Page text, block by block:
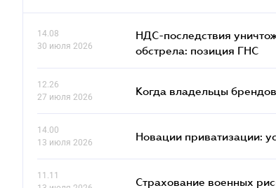
14.08
30 июля 2026
НДС-последствия
обстрела: позиция ГНС
12.26
27 июля 2026
Когда владельцы
14.00
13 июля 2026
Новации приватизации:
11.11
Страхование военных